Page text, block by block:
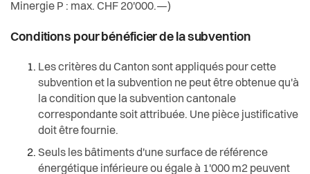
Minergie P : max. CHF 20'000.—)
Conditions pour bénéficier de la subvention
Les critères du Canton sont appliqués pour cette
subvention et la subvention ne peut être obtenue qu'à
la condition que la subvention cantonale
correspondante soit attribuée. Une pièce justificative
doit être fournie.
Seuls les bâtiments d'une surface de référence
énergétique inférieure ou égale à 1'000 m2 peuvent